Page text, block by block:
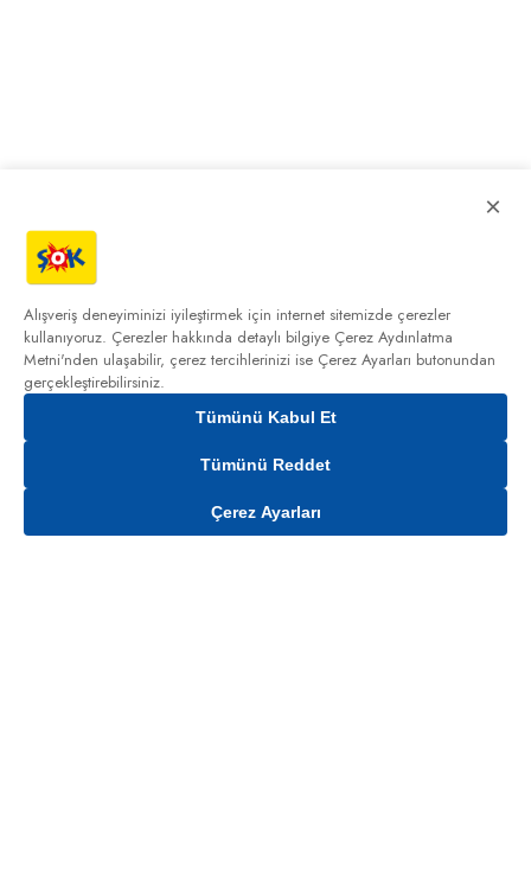
Gelince Haber Ver
×
Alışveriş deneyiminizi iyileştirmek için internet sitemizde çerezler
kullanıyoruz. Çerezler hakkında detaylı bilgiye Çerez Aydınlatma
Metni'nden ulaşabilir, çerez tercihlerinizi ise Çerez Ayarları butonundan
gerçekleştirebilirsiniz.
Tümünü Kabul Et
Tümünü Reddet
Çerez Ayarları